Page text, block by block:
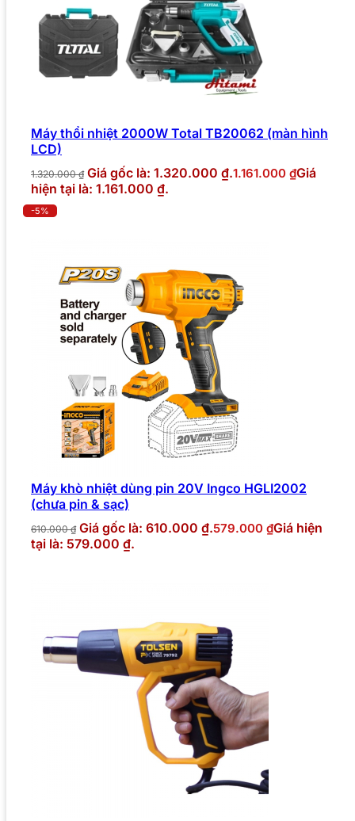
Máy thổi nhiệt 2000W Total TB20062 (màn hình
LCD)
1.320.000₫ Giá gốc là: 1.320.000 ₫.1.161.000 ₫Giá
hiện tại là: 1.161.000 ₫.
-5%
Máy khò nhiệt dùng pin 20V Ingco HGLI2002
(chưa pin & sạc)
610.000₫ Giá gốc là: 610.000 ₫.579.000 ₫Giá hiện
tại là: 579.000 ₫.